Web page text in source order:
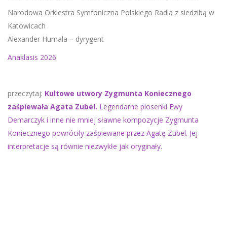
Narodowa Orkiestra Symfoniczna Polskiego Radia z siedzibą w
Katowicach
Alexander Humala – dyrygent
Anaklasis 2026
przeczytaj: Kultowe utwory Zygmunta Koniecznego
zaśpiewała Agata Zubel. Legendarne piosenki Ewy
Demarczyk i inne nie mniej sławne kompozycje Zygmunta
Koniecznego powróciły zaśpiewane przez Agatę Zubel. Jej
interpretacje są równie niezwykłe jak oryginały.